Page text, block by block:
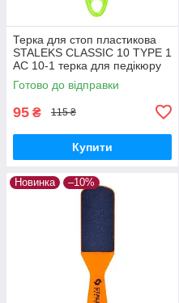
Терка для стоп пластикова
STALEKS CLASSIC 10 TYPE 1
AC 10-1 терка для педікюру
для п'яток
Готово до відправки
95 ₴ 115 ₴
Купити
Новинка –10%